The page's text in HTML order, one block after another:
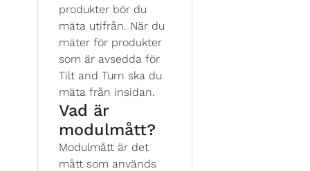
produkter bör du
mäta utifrån. När du
mäter för produkter
som är avsedda för
Tilt and Turn ska du
mäta från insidan.
Vad är
modulmått?
Modulmått är det
mått som används